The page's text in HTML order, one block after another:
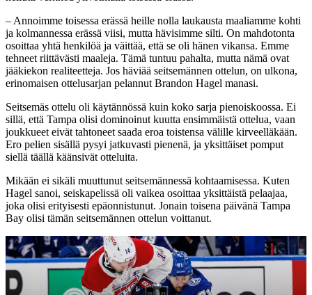
– Annoimme toisessa erässä heille nolla laukausta maaliamme kohti
ja kolmannessa erässä viisi, mutta hävisimme silti. On mahdotonta
osoittaa yhtä henkilöä ja väittää, että se oli hänen vikansa. Emme
tehneet riittävästi maaleja. Tämä tuntuu pahalta, mutta nämä ovat
jääkiekon realiteetteja. Jos häviää seitsemännen ottelun, on ulkona,
erinomaisen ottelusarjan pelannut Brandon Hagel manasi.
Seitsemäs ottelu oli käytännössä kuin koko sarja pienoiskoossa. Ei
sillä, että Tampa olisi dominoinut kuutta ensimmäistä ottelua, vaan
joukkueet eivät tahtoneet saada eroa toistensa välille kirveelläkään.
Ero pelien sisällä pysyi jatkuvasti pienenä, ja yksittäiset pomput
siellä täällä käänsivät otteluita.
Mikään ei sikäli muuttunut seitsemännessä kohtaamisessa. Kuten
Hagel sanoi, seiskapelissä oli vaikea osoittaa yksittäistä pelaajaa,
joka olisi erityisesti epäonnistunut. Jonain toisena päivänä Tampa
Bay olisi tämän seitsemännen ottelun voittanut.